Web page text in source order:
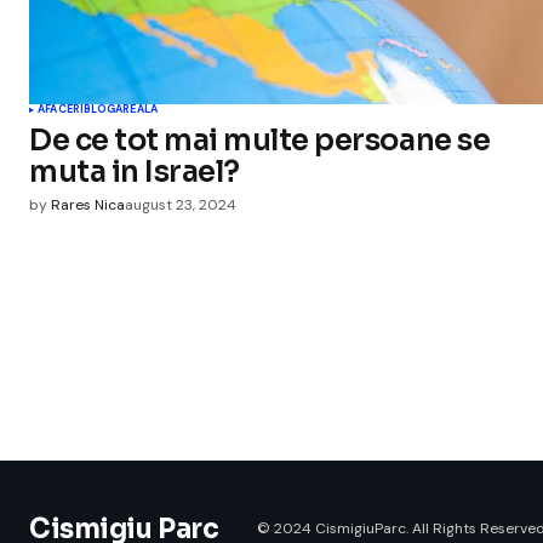
AFACERIBLOGAREALA
De ce tot mai multe persoane se
muta in Israel?
byRares Nicaaugust 23, 2024
Cismigiu Parc © 2024 CismigiuParc. All Rights